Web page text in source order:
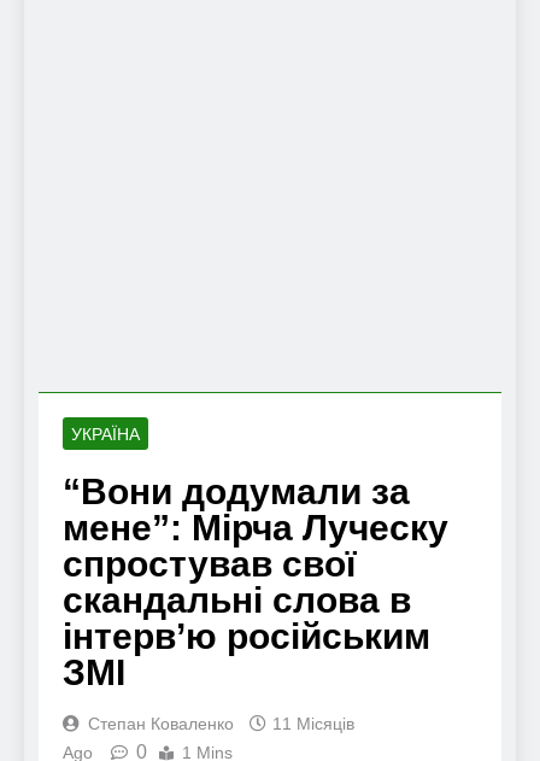
УКРАЇНА
“Вони додумали за
мене”: Мірча Луческу
спростував свої
скандальні слова в
інтерв’ю російським
ЗМІ
Степан Коваленко
11 Місяців
Ago
0 1 Mins